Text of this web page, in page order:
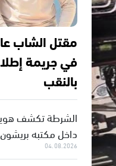
مقتل الشاب
في جريمة
بالنقب
الشرطة تكشف
داخل مكتبه
04.08.2026